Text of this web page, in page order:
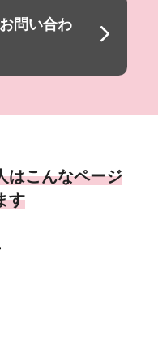
問い合わ
はこんなページ
す